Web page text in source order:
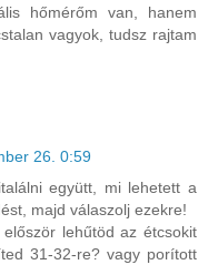
hőmérőm van, hanem
vagyok, tudsz rajtam
26. 0:59
együtt, mi lehetett a
majd válaszolj ezekre!
lehűtöd az étcsokit
31-32-re? vagy porított